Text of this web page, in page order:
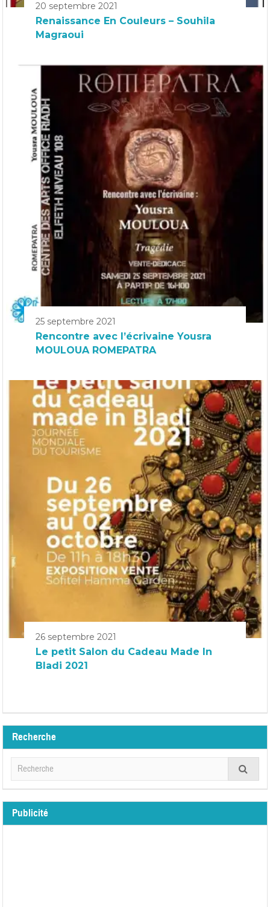
20 septembre 2021
Renaissance En Couleurs – Souhila
Magraoui
25 septembre 2021
Rencontre avec l’écrivaine Yousra
MOULOUA ROMEPATRA
26 septembre 2021
Le petit Salon du Cadeau Made In
Bladi 2021
Recherche
Publicité